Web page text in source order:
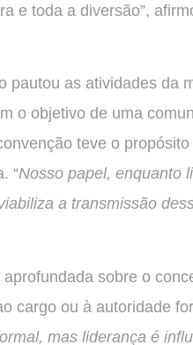
e toda a diversão”,
pautou as atividades da
o objetivo de uma
teve o
“Nosso papel, enquanto
a transmissão
sobre o
cargo ou à autoridade
mas liderança é